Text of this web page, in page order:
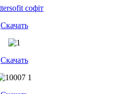
Скачать
Скачать